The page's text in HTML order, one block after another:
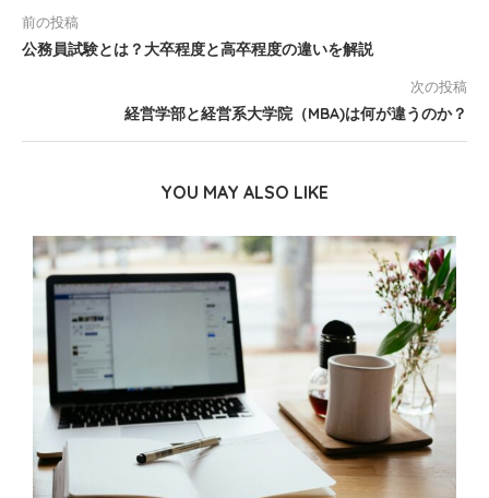
前の投稿
公務員試験とは？大卒程度と高卒程度の違いを解説
次の投稿
経営学部と経営系大学院（MBA)は何が違うのか？
YOU MAY ALSO LIKE